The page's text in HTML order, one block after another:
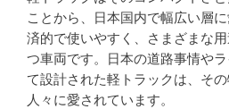
ことから、日本国内で幅広い層
済的で使いやすく、さまざまな
つ車両です。日本の道路事情や
て設計された軽トラックは、そ
人々に愛されています。